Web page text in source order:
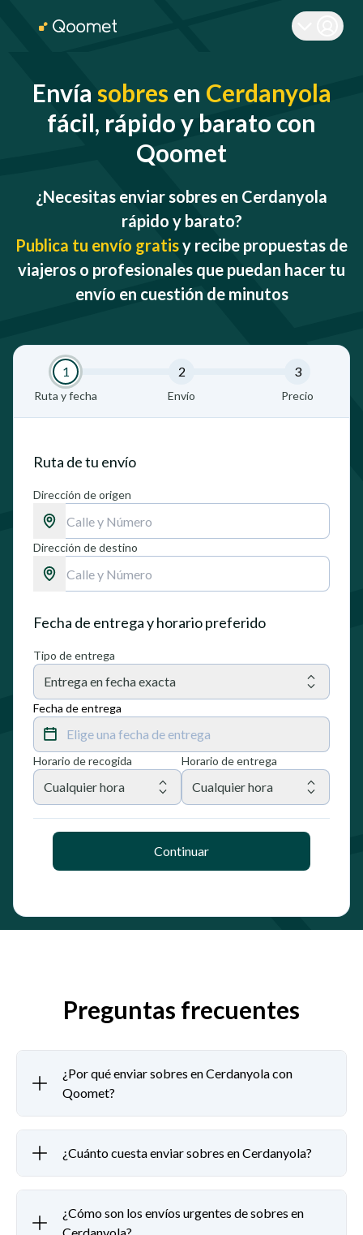
Envía sobres en Cerdanyola
fácil, rápido y barato con
Qoomet
¿Necesitas enviar sobres en Cerdanyola
rápido y barato?
Publica tu envío gratisy recibe propuestas de
viajeros o profesionales que puedan hacer tu
envío en cuestión de minutos
1
Ruta y fecha
2
Envío
3
Precio
Ruta de tu envío
Dirección de origen
Dirección de destino
Fecha de entrega y horario preferido
Tipo de entrega
Entrega en fecha exacta
Fecha de entrega
Elige una fecha de entrega
Horario de recogida
Cualquier hora
Horario de entrega
Cualquier hora
Continuar
Preguntas frecuentes
¿Por qué enviar sobres en Cerdanyola con
Qoomet?
¿Cuánto cuesta enviar sobres en Cerdanyola?
¿Cómo son los envíos urgentes de sobres en